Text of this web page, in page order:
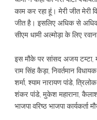
काम कर रहा हूं। मेरी जीत मेरी
जीत है। इसलिए अधिक से
सीएम धामी अल्मोड़ा के लिए
इस मौके पर सांसद अजय टम्टा,
राम सिंह कैड़ा, निवर्तमान
शर्मा, श्याम नारायण पांडे,
शंकर पांडे, मुकेश महाराना,
भाजपा वरिष्ठ भाजपा कार्यकर्ता